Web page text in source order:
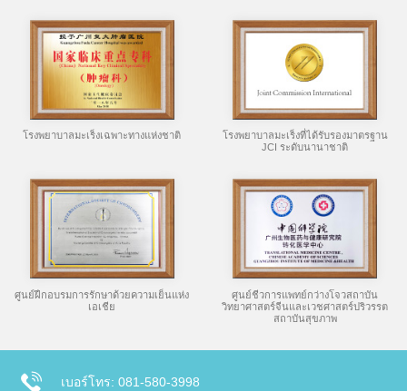
โรงพยาบาลมะเร็งเฉพาะทางแห่งชาติ
โรงพยาบาลมะเร็งที่ได้รับรองมาตรฐาน
JCI ระดับนานาชาติ
ศูนย์ฝึกอบรมการรักษาด้วยความเย็นแห่ง
เอเชีย
ศูนย์ชีวการแพทย์กว่างโจวสถาบัน
วิทยาศาสตร์จีนและเวชศาสตร์ปริวรรต
สถาบันสุขภาพ
เบอร์โทร: 081-580-3998